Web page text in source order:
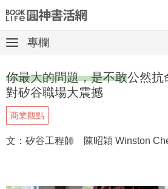
Netflix話題章魚小說！
專欄
你最大的問題，是不敢公然抗
對矽谷職場大震撼
商業觀點
文：矽谷工程師 陳昭穎 Winston